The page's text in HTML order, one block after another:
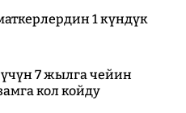
1 күндүк
7 жылга чейин
кол койду